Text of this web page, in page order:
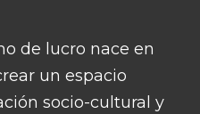
de lucro nace en
un espacio
socio-cultural y